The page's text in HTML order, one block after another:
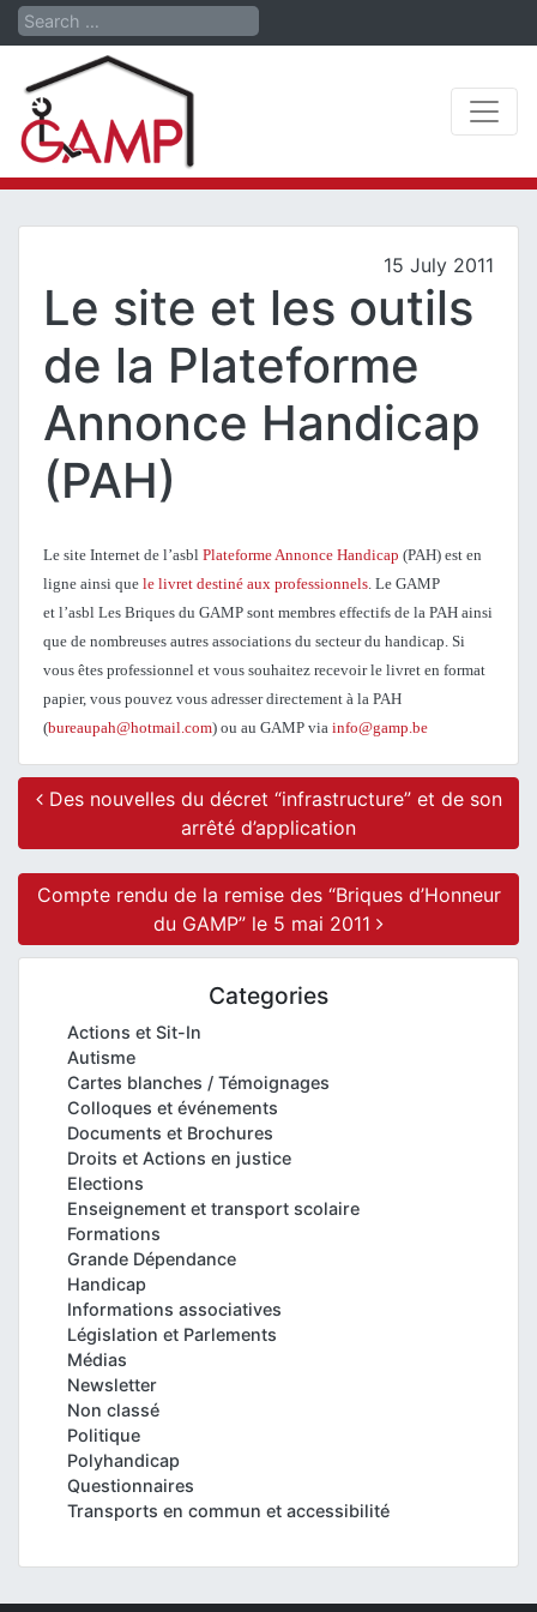
Search
15 July 2011
Le site et les outils
de la Plateforme
Annonce Handicap
(PAH)
Le site Internet de l’asbl Plateforme Annonce Handicap (PAH) est en
ligne ainsi que le livret destiné aux professionnels. Le GAMP
et l’asbl Les Briques du GAMP sont membres effectifs de la PAH ainsi
que de nombreuses autres associations du secteur du handicap. Si
vous êtes professionnel et vous souhaitez recevoir le livret en format
papier, vous pouvez vous adresser directement à la PAH
(bureaupah@hotmail.com) ou au GAMP via info@gamp.be
Post navigation
Des nouvelles du décret “infrastructure” et de son
arrêté d’application
Compte rendu de la remise des “Briques d’Honneur
du GAMP” le 5 mai 2011
Categories
Actions et Sit-In
Autisme
Cartes blanches / Témoignages
Colloques et événements
Documents et Brochures
Droits et Actions en justice
Elections
Enseignement et transport scolaire
Formations
Grande Dépendance
Handicap
Informations associatives
Législation et Parlements
Médias
Newsletter
Non classé
Politique
Polyhandicap
Questionnaires
Transports en commun et accessibilité